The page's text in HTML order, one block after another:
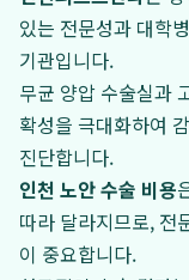
있는 전문성과 대학
기관입니다.
무균 양압 수술실과
확성을 극대화하여
진단합니다.
인천 노안 수술 비용
따라 달라지므로, 전
이 중요합니다.